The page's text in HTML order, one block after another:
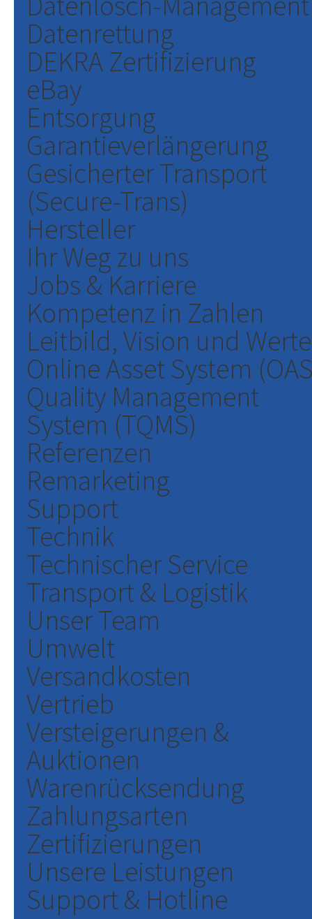
Datenrettung
DEKRA Zertifizierung
eBay
Entsorgung
Garantieverlängerung
Gesicherter Transport
(Secure-Trans)
Hersteller
Ihr Weg zu uns
Jobs & Karriere
Kompetenz in Zahlen
Leitbild, Vision und Werte
Online Asset System
Quality Management
System (TQMS)
Referenzen
Remarketing
Support
Technik
Technischer Service
Transport & Logistik
Unser Team
Umwelt
Versandkosten
Vertrieb
Versteigerungen &
Auktionen
Warenrücksendung
Zahlungsarten
Zertifizierungen
Unsere Leistungen
Support & Hotline